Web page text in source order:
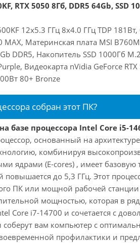
RTX 5050 8Гб, DDR5 64Gb, SSD
12x5.3 ГГц 8x4.0 ГГц TDP
MAX, Материнская плата MSI
DDR5, Накопитель SSD 1000Гб
Видеокарта nVidia GeForce
80+ Bronze
собран этот ПК?
базе процессора Intel Core i5-
основанный на
комбинируя
ядрами (E-cores) , имеет базовую
повышается до 5,3 ГГц. Этот
ПК или мощной рабочей станции
мощностью, которая в
Core i7-14700 и сочетается с
вам компьютер с
профилактики и